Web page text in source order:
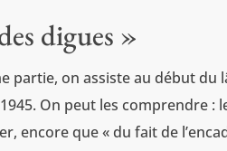
digues »
partie, on assiste au début du
On peut les comprendre :
encore que « du fait de